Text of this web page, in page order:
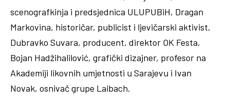
scenografkinja i predsjednica ULUPUBiH, Dragan
Markovina, historičar, publicist i ljevičarski aktivist,
Dubravko Suvara, producent, direktor OK Festa,
Bojan Hadžihalilović, grafički dizajner, profesor na
Akademiji likovnih umjetnosti u Sarajevu i Ivan
Novak, osnivač grupe Laibach.